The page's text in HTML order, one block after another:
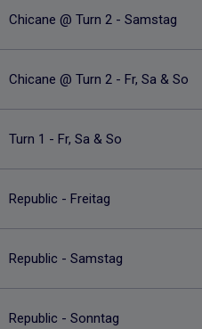
Chicane @ Turn 2 - Samstag
Chicane @ Turn 2 - Fr, Sa & So
Turn 1 - Fr, Sa & So
Republic - Freitag
Republic - Samstag
Republic - Sonntag